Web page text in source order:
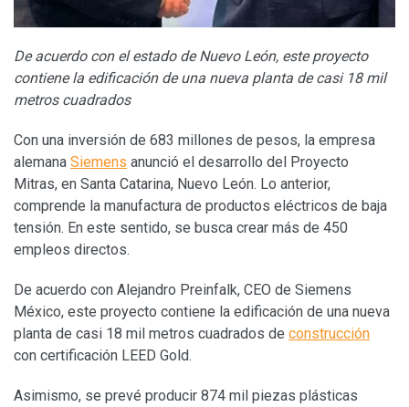
De acuerdo con el estado de Nuevo León, este proyecto
contiene la edificación de una nueva planta de casi 18 mil
metros cuadrados
Con una inversión de 683 millones de pesos, la empresa
alemana Siemens anunció el desarrollo del Proyecto
Mitras, en Santa Catarina, Nuevo León. Lo anterior,
comprende la manufactura de productos eléctricos de baja
tensión. En este sentido, se busca crear más de 450
empleos directos.
De acuerdo con Alejandro Preinfalk, CEO de Siemens
México, este proyecto contiene la edificación de una nueva
planta de casi 18 mil metros cuadrados de construcción
con certificación LEED Gold.
Asimismo, se prevé producir 874 mil piezas plásticas